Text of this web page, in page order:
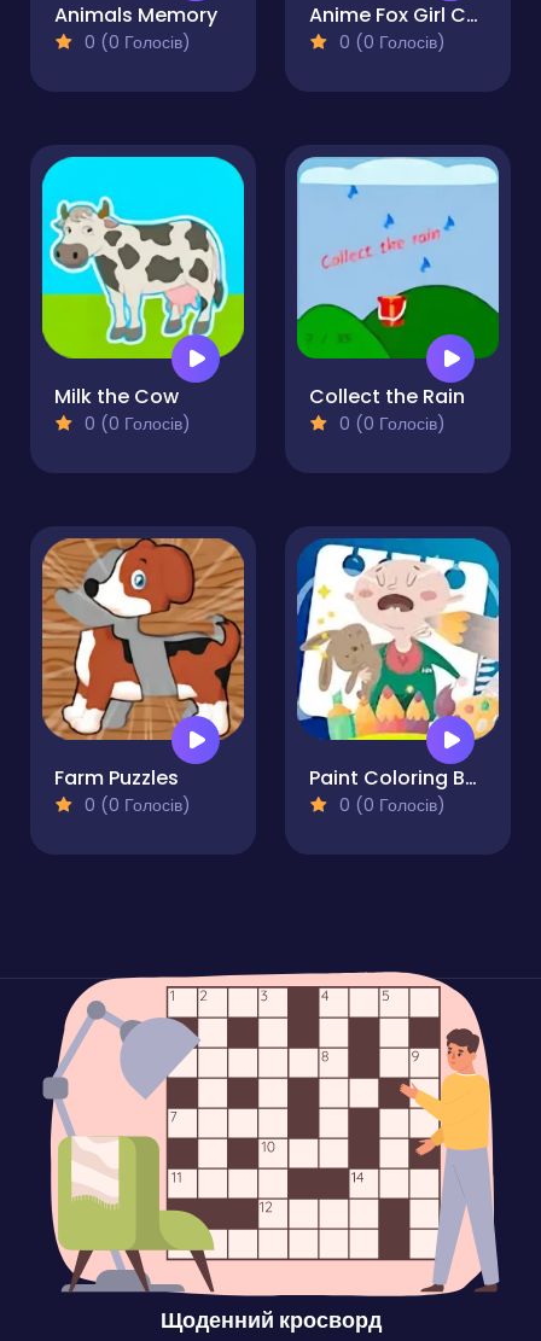
Animals Memory
0 (0 Голосів)
Anime Fox Girl Cute Coloring Pages
0 (0 Голосів)
Milk the Cow
0 (0 Голосів)
Collect the Rain
0 (0 Голосів)
Farm Puzzles
0 (0 Голосів)
Paint Coloring Book
0 (0 Голосів)
Щоденний кросворд